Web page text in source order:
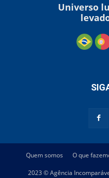
Universo
Quem somos O que
2023 © Agência